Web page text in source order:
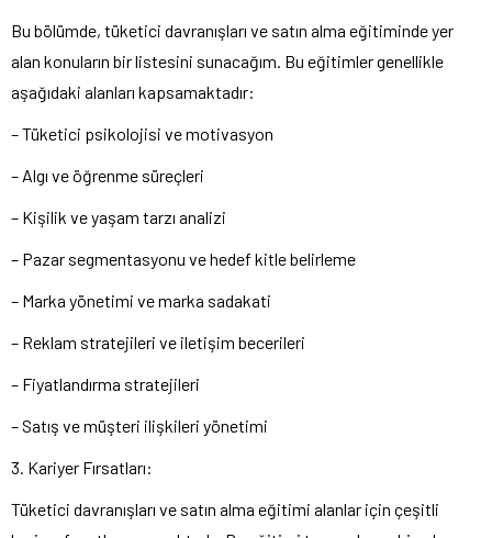
Bu bölümde, tüketici davranışları ve satın alma eğitiminde yer
alan konuların bir listesini sunacağım. Bu eğitimler genellikle
aşağıdaki alanları kapsamaktadır:
– Tüketici psikolojisi ve motivasyon
– Algı ve öğrenme süreçleri
– Kişilik ve yaşam tarzı analizi
– Pazar segmentasyonu ve hedef kitle belirleme
– Marka yönetimi ve marka sadakati
– Reklam stratejileri ve iletişim becerileri
– Fiyatlandırma stratejileri
– Satış ve müşteri ilişkileri yönetimi
3. Kariyer Fırsatları:
Tüketici davranışları ve satın alma eğitimi alanlar için çeşitli